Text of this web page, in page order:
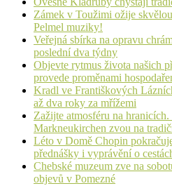
Zámek v Toužimi ožije
Pelmel muziky!
Veřejná sbírka na opravu
poslední dva týdny
Objevte rytmus života našich
provede proměnami
Kradl ve Františkových
až dva roky za mřížemi
Zažijte atmosféru na
Markneukirchen zvou na
Léto v Domě Chopin
přednášky i vyprávění o
Chebské muzeum zve na
objevů v Pomezné